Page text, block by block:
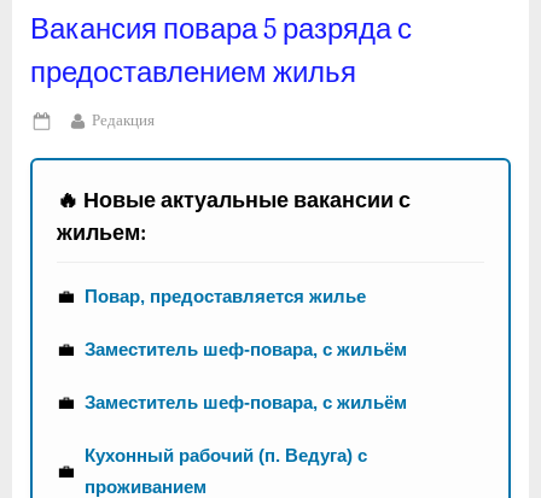
Вакансия повара 5 разряда с
предоставлением жилья
Posted
on
By
Редакция
🔥 Новые актуальные вакансии с
жильем:
💼 Повар, предоставляется жилье
💼 Заместитель шеф-повара, с жильём
💼 Заместитель шеф-повара, с жильём
💼
Кухонный рабочий (п. Ведуга) с
проживанием